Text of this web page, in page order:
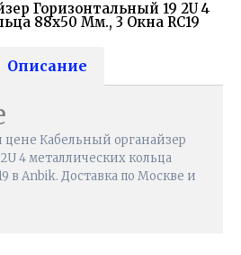
Горизонтальный 19 2U 4
88х50 Мм., 3 Окна RC19
Описание
цене Кабельный органайзер
4 металлических кольца
в Anbik. Доставка по Москве и